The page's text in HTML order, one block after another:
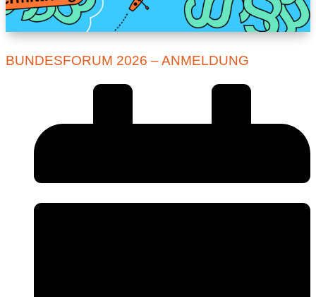
BUNDESFORUM 2026 – ANMELDUNG